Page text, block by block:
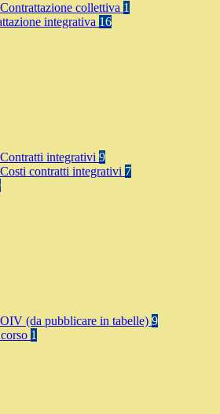
Contrattazione collettiva 1
integrativa 16
Contratti integrativi 9
Costi contratti integrativi 7
OIV (da pubblicare in tabelle) 9
1